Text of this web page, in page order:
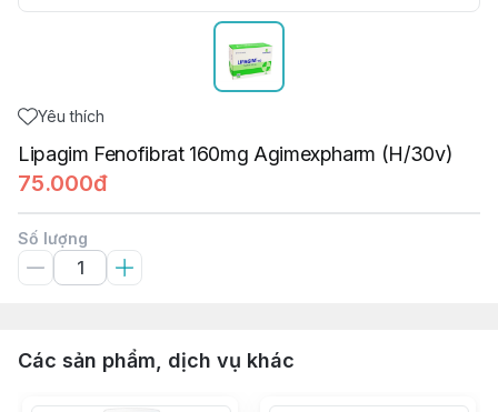
Yêu thích
Lipagim Fenofibrat 160mg Agimexpharm (H/30v)
75.000đ
Số lượng
Các sản phẩm, dịch vụ khác